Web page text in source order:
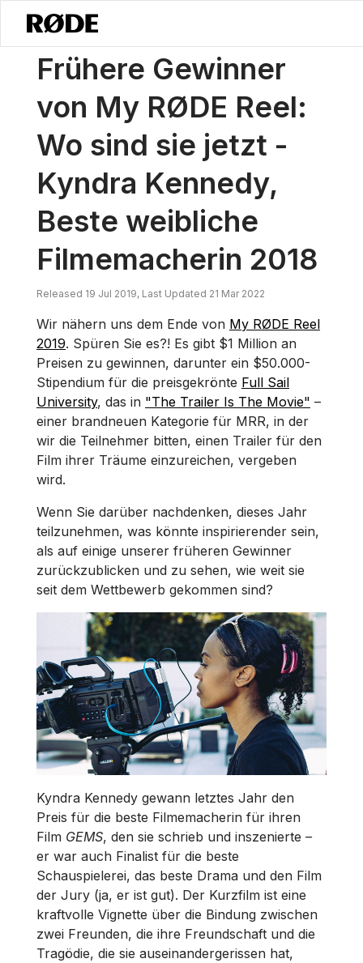
Nachrichten / Vergangenheit Meiner RØDE Reel Gewinner: Wo Sind
Frühere Gewinner
von My RØDE Reel:
Wo sind sie jetzt -
Kyndra Kennedy,
Beste weibliche
Filmemacherin 2018
Released 19 Jul 2019, Last Updated 21 Mar 2022
Wir nähern uns dem Ende von My RØDE Reel
2019. Spüren Sie es?! Es gibt $1 Million an
Preisen zu gewinnen, darunter ein $50.000-
Stipendium für die preisgekrönte Full Sail
University, das in "The Trailer Is The Movie" –
einer brandneuen Kategorie für MRR, in der
wir die Teilnehmer bitten, einen Trailer für den
Film ihrer Träume einzureichen, vergeben
wird.
Wenn Sie darüber nachdenken, dieses Jahr
teilzunehmen, was könnte inspirierender sein,
als auf einige unserer früheren Gewinner
zurückzublicken und zu sehen, wie weit sie
seit dem Wettbewerb gekommen sind?
Kyndra Kennedy gewann letztes Jahr den
Preis für die beste Filmemacherin für ihren
Film GEMS, den sie schrieb und inszenierte –
er war auch Finalist für die beste
Schauspielerei, das beste Drama und den Film
der Jury (ja, er ist gut). Der Kurzfilm ist eine
kraftvolle Vignette über die Bindung zwischen
zwei Freunden, die ihre Freundschaft und die
Tragödie, die sie auseinandergerissen hat,